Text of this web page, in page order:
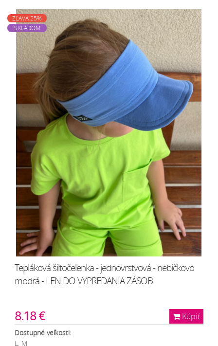
ZĽAVA 25%
SKLADOM
Tepláková šiltočelenka - jednovrstvová - nebíčkovo
modrá - LEN DO VYPREDANIA ZÁSOB
Kúpiť
8.18 €
Dostupné veľkosti:
L, M